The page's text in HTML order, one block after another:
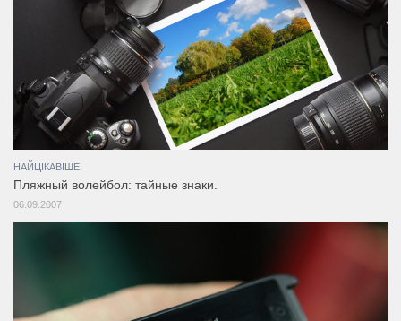
НАЙЦІКАВІШЕ
Пляжный волейбол: тайные знаки.
06.09.2007